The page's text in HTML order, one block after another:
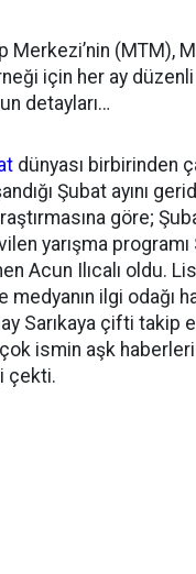
Merkezi’nin (MTM),
için her ay
detayları…
dünyası birbirinden
Şubat ayını
göre;
yarışma
Acun Ilıcalı oldu.
medyanın ilgi odağı
Sarıkaya çifti takip
ismin aşk
çekti.